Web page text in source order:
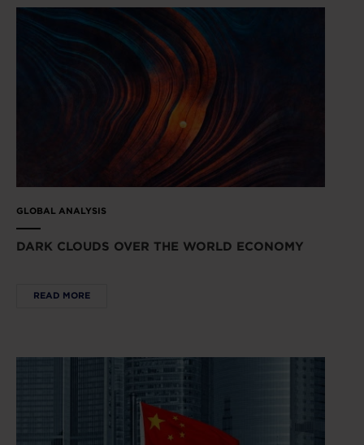
GLOBAL ANALYSIS
DARK CLOUDS OVER THE WORLD ECONOMY
READ MORE